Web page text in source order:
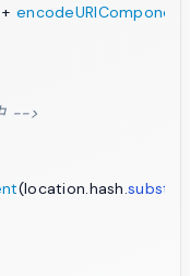
+ encodeURIComponent
-->
(location.hash.